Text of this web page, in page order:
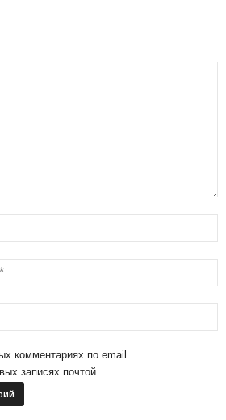
комментариях по email.
записях почтой.